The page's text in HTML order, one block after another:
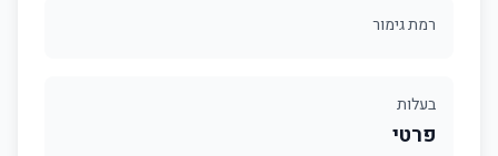
רמת גימור
בעלות
פרטי